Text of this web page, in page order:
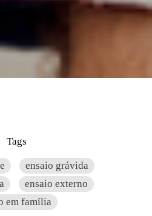
Tags
ensaio grávida
ensaio externo
em família